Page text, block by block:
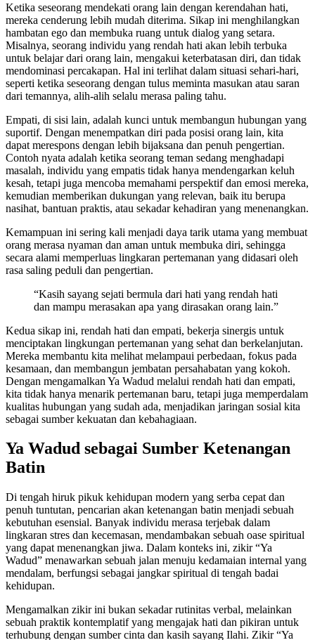
Ketika seseorang mendekati orang lain dengan kerendahan hati,
mereka cenderung lebih mudah diterima. Sikap ini menghilangkan
hambatan ego dan membuka ruang untuk dialog yang setara.
Misalnya, seorang individu yang rendah hati akan lebih terbuka
untuk belajar dari orang lain, mengakui keterbatasan diri, dan tidak
mendominasi percakapan. Hal ini terlihat dalam situasi sehari-hari,
seperti ketika seseorang dengan tulus meminta masukan atau saran
dari temannya, alih-alih selalu merasa paling tahu.
Empati, di sisi lain, adalah kunci untuk membangun hubungan yang
suportif. Dengan menempatkan diri pada posisi orang lain, kita
dapat merespons dengan lebih bijaksana dan penuh pengertian.
Contoh nyata adalah ketika seorang teman sedang menghadapi
masalah, individu yang empatis tidak hanya mendengarkan keluh
kesah, tetapi juga mencoba memahami perspektif dan emosi mereka,
kemudian memberikan dukungan yang relevan, baik itu berupa
nasihat, bantuan praktis, atau sekadar kehadiran yang menenangkan.
Kemampuan ini sering kali menjadi daya tarik utama yang membuat
orang merasa nyaman dan aman untuk membuka diri, sehingga
secara alami memperluas lingkaran pertemanan yang didasari oleh
rasa saling peduli dan pengertian.
“Kasih sayang sejati bermula dari hati yang rendah hati
dan mampu merasakan apa yang dirasakan orang lain.”
Kedua sikap ini, rendah hati dan empati, bekerja sinergis untuk
menciptakan lingkungan pertemanan yang sehat dan berkelanjutan.
Mereka membantu kita melihat melampaui perbedaan, fokus pada
kesamaan, dan membangun jembatan persahabatan yang kokoh.
Dengan mengamalkan Ya Wadud melalui rendah hati dan empati,
kita tidak hanya menarik pertemanan baru, tetapi juga memperdalam
kualitas hubungan yang sudah ada, menjadikan jaringan sosial kita
sebagai sumber kekuatan dan kebahagiaan.
Ya Wadud sebagai Sumber Ketenangan
Batin
Di tengah hiruk pikuk kehidupan modern yang serba cepat dan
penuh tuntutan, pencarian akan ketenangan batin menjadi sebuah
kebutuhan esensial. Banyak individu merasa terjebak dalam
lingkaran stres dan kecemasan, mendambakan sebuah oase spiritual
yang dapat menenangkan jiwa. Dalam konteks ini, zikir “Ya
Wadud” menawarkan sebuah jalan menuju kedamaian internal yang
mendalam, berfungsi sebagai jangkar spiritual di tengah badai
kehidupan.
Mengamalkan zikir ini bukan sekadar rutinitas verbal, melainkan
sebuah praktik kontemplatif yang mengajak hati dan pikiran untuk
terhubung dengan sumber cinta dan kasih sayang Ilahi. Zikir “Ya